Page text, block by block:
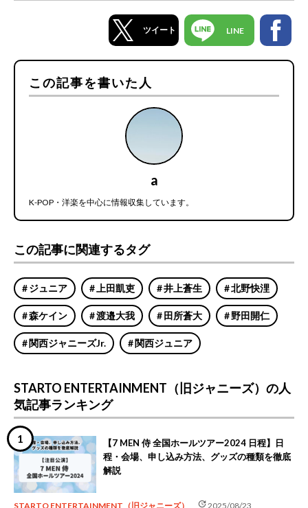
ツイート LINE
この記事を書いた人
a
K-POP・洋楽を中心に情報収集しています。
この記事に関連するタグ
ジュニア 上田凱吏 井上蒼生 北野快浬
森ケイン 渡邉大我 田所蒼大 野田開仁
関西ジャニーズJr. 関西ジュニア
STARTO ENTERTAINMENT（旧ジャニーズ）の人
気記事ランキング
【7 MEN 侍 全国ホールツアー2024 日程】日
程・会場、申し込み方法、グッズの種類を徹底
解説
STARTO ENTERTAINMENT（旧ジャニーズ） update2025/08/23